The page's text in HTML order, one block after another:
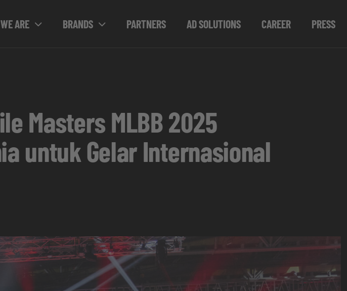
ARE BRANDS PARTNERS AD SOLUTIONS CAREER PRESS
Masters MLBB 2025
untuk Gelar Internasional